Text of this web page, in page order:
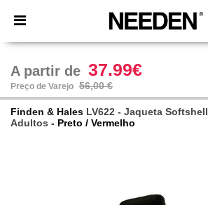
× App Needen
Melhores preços na app!
A partir de 37.99€
Preço de Varejo 56,00 €
Finden & Hales LV622 - Jaqueta
Adultos - Preto / Vermelho